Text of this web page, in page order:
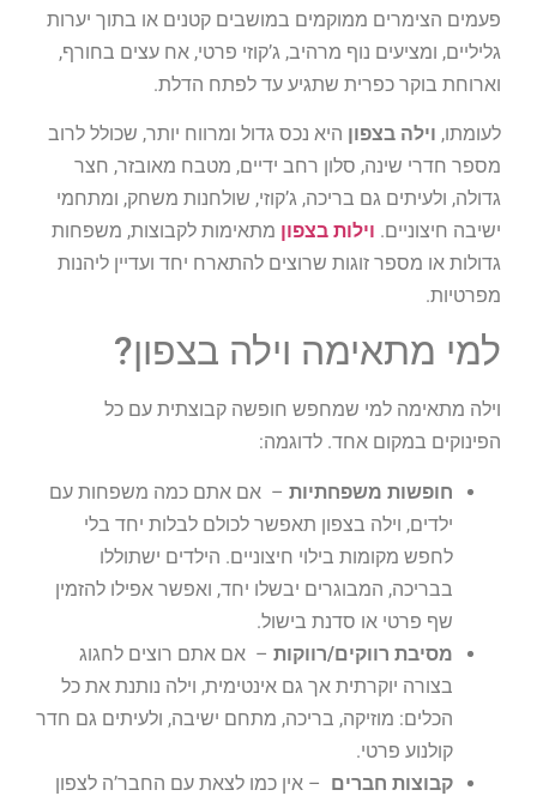
פעמים הצימרים ממוקמים במושבים קטנים או בתוך יערות
גליליים, ומציעים נוף מרהיב, ג’קוזי פרטי, אח עצים בחורף,
וארוחת בוקר כפרית שתגיע עד לפתח הדלת.
לעומתו, וילה בצפון היא נכס גדול ומרווח יותר, שכולל לרוב
מספר חדרי שינה, סלון רחב ידיים, מטבח מאובזר, חצר
גדולה, ולעיתים גם בריכה, ג’קוזי, שולחנות משחק, ומתחמי
ישיבה חיצוניים. וילות בצפון מתאימות לקבוצות, משפחות
גדולות או מספר זוגות שרוצים להתארח יחד ועדיין ליהנות
מפרטיות.
למי מתאימה וילה בצפון?
וילה מתאימה למי שמחפש חופשה קבוצתית עם כל
הפינוקים במקום אחד. לדוגמה:
חופשות משפחתיות – אם אתם כמה משפחות עם
ילדים, וילה בצפון תאפשר לכולם לבלות יחד בלי
לחפש מקומות בילוי חיצוניים. הילדים ישתוללו
בבריכה, המבוגרים יבשלו יחד, ואפשר אפילו להזמין
שף פרטי או סדנת בישול.
מסיבת רווקים/רווקות – אם אתם רוצים לחגוג
בצורה יוקרתית אך גם אינטימית, וילה נותנת את כל
הכלים: מוזיקה, בריכה, מתחם ישיבה, ולעיתים גם חדר
קולנוע פרטי.
קבוצות חברים – אין כמו לצאת עם החבר’ה לצפון